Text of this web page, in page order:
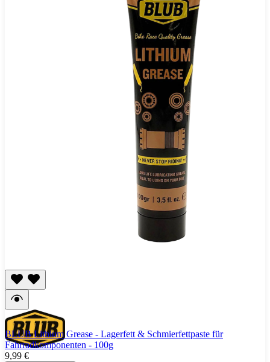
BLUB Lithium Grease - Lagerfett & Schmierfettpaste für
Fahrradkomponenten - 100g
9,99 €